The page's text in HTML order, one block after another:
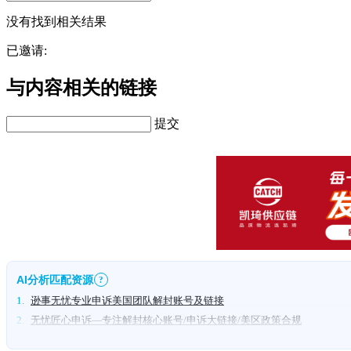
没有找到相关结果
已邀请:
与内容相关的链接
提交
AI分析匹配资源 ?
1. 逊事无忧专业申诉美国团队解封账号及链接
2.
无忧匠心申诉—专注解封核心账号/申诉大链接/美区政策合规